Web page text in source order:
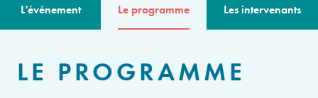
L'événement Le programme Les intervenants
LE PROGRAMME